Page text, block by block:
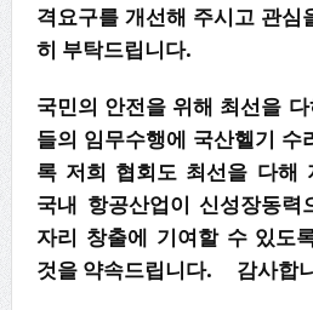
격요구를 개선해 주시고 관심
히 부탁드립니다.
국민의 안전을 위해 최선을
들의 임무수행에 국산헬기 수
록 저희 협회도 최선을 다해
국내 항공산업이 신성장동력
자리 창출에 기여할 수 있도
것을 약속드립니다. 감사합